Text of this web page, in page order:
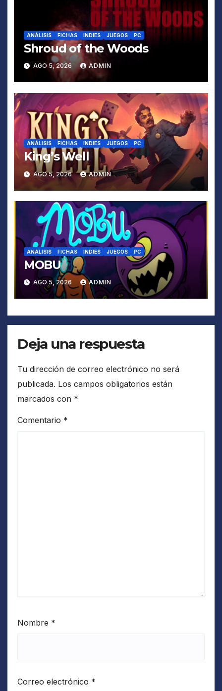
ANÁLISIS FICHAS INDIES JUEGOS PC
Shroud of the Woods
AGO 5, 2026 ADMIN
ANÁLISIS FICHAS INDIES JUEGOS PC
King’s Well
AGO 5, 2026 ADMIN
ANÁLISIS FICHAS INDIES JUEGOS PC
MOBU
AGO 5, 2026 ADMIN
Deja una respuesta
Tu dirección de correo electrónico no será
publicada. Los campos obligatorios están
marcados con *
Comentario *
Nombre *
Correo electrónico *